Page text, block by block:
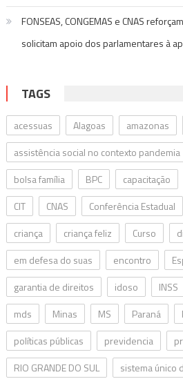
FONSEAS, CONGEMAS e CNAS
solicitam apoio dos parlamentares à
TAGS
acessuas Alagoas amazonas
assistência social no contexto pandemia
bolsa família
BPC capacitação
CIT
CNAS Conferência Estadual
criança
criança feliz Curso
em defesa do suas
encontro
garantia de direitos
idoso INSS
mds
Minas MS Paraná
políticas públicas
previdencia
RIO GRANDE DO SUL
sistema único